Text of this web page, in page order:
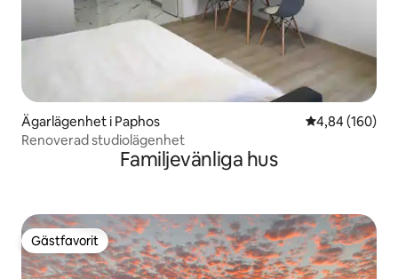
Ägarlägenhet i Paphos 4,84 av 5 i
4,84 (160)
Renoverad studiolägenhet
Familjevänliga hus
Gästfavorit
Gästfavorit